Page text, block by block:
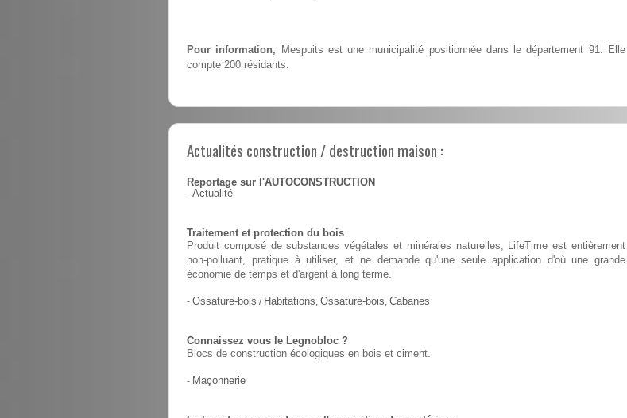
Pour information, Mespuits est une municipalité positionnée dans le département 91. Elle
compte 200 résidants.
Actualités construction / destruction maison :
Reportage sur l'AUTOCONSTRUCTION
- Actualité
Traitement et protection du bois
Produit composé de substances végétales et minérales naturelles, LifeTime est entièrement
non-polluant, pratique à utiliser, et ne demande qu'une seule application d'où une grande
économie de temps et d'argent à long terme.
- Ossature-bois / Habitations, Ossature-bois, Cabanes
Connaissez vous le Legnobloc ?
Blocs de construction écologiques en bois et ciment.
- Maçonnerie